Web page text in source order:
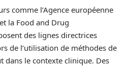
comme l’Agence européenne
la Food and Drug
des lignes directrices
de l’utilisation de méthodes de
dans le contexte clinique. Des